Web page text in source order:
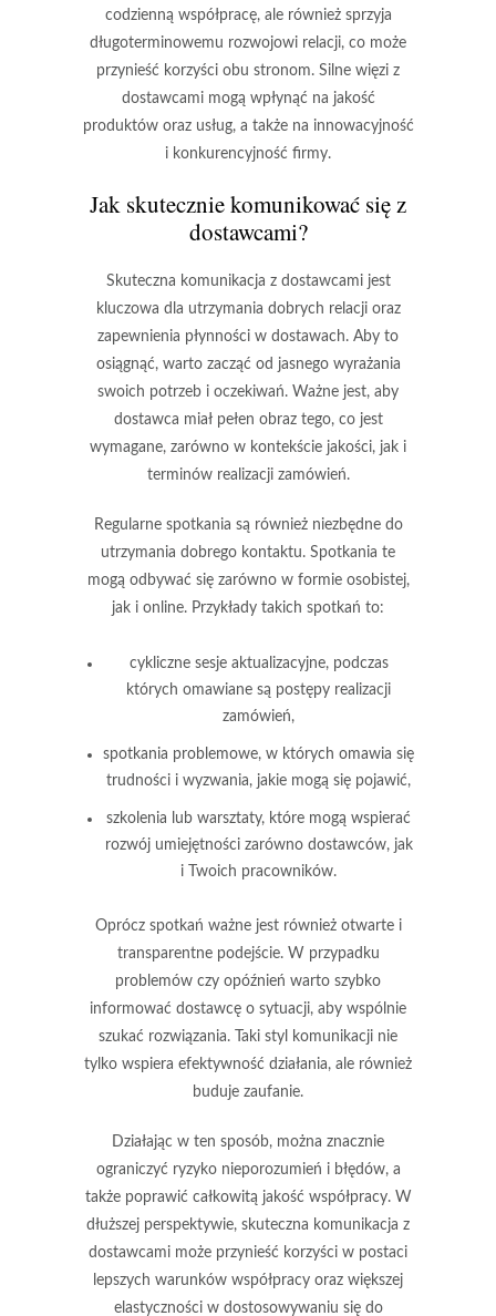
codzienną współpracę, ale również sprzyja
długoterminowemu rozwojowi relacji, co może
przynieść korzyści obu stronom. Silne więzi z
dostawcami mogą wpłynąć na jakość
produktów oraz usług, a także na innowacyjność
i konkurencyjność firmy.
Jak skutecznie komunikować się z
dostawcami?
Skuteczna komunikacja z dostawcami jest
kluczowa dla utrzymania dobrych relacji oraz
zapewnienia płynności w dostawach. Aby to
osiągnąć, warto zacząć od jasnego wyrażania
swoich potrzeb i oczekiwań. Ważne jest, aby
dostawca miał pełen obraz tego, co jest
wymagane, zarówno w kontekście jakości, jak i
terminów realizacji zamówień.
Regularne spotkania są również niezbędne do
utrzymania dobrego kontaktu. Spotkania te
mogą odbywać się zarówno w formie osobistej,
jak i online. Przykłady takich spotkań to:
cykliczne sesje aktualizacyjne, podczas
których omawiane są postępy realizacji
zamówień,
spotkania problemowe, w których omawia się
trudności i wyzwania, jakie mogą się pojawić,
szkolenia lub warsztaty, które mogą wspierać
rozwój umiejętności zarówno dostawców, jak
i Twoich pracowników.
Oprócz spotkań ważne jest również otwarte i
transparentne podejście. W przypadku
problemów czy opóźnień warto szybko
informować dostawcę o sytuacji, aby wspólnie
szukać rozwiązania. Taki styl komunikacji nie
tylko wspiera efektywność działania, ale również
buduje zaufanie.
Działając w ten sposób, można znacznie
ograniczyć ryzyko nieporozumień i błędów, a
także poprawić całkowitą jakość współpracy. W
dłuższej perspektywie, skuteczna komunikacja z
dostawcami może przynieść korzyści w postaci
lepszych warunków współpracy oraz większej
elastyczności w dostosowywaniu się do